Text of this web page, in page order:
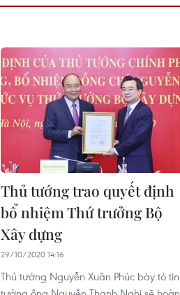
Thủ tướng trao quyết định
bổ nhiệm Thứ trưởng Bộ
Xây dựng
29/10/2020 14:16
Thủ tướng Nguyễn Xuân Phúc bày tỏ tin